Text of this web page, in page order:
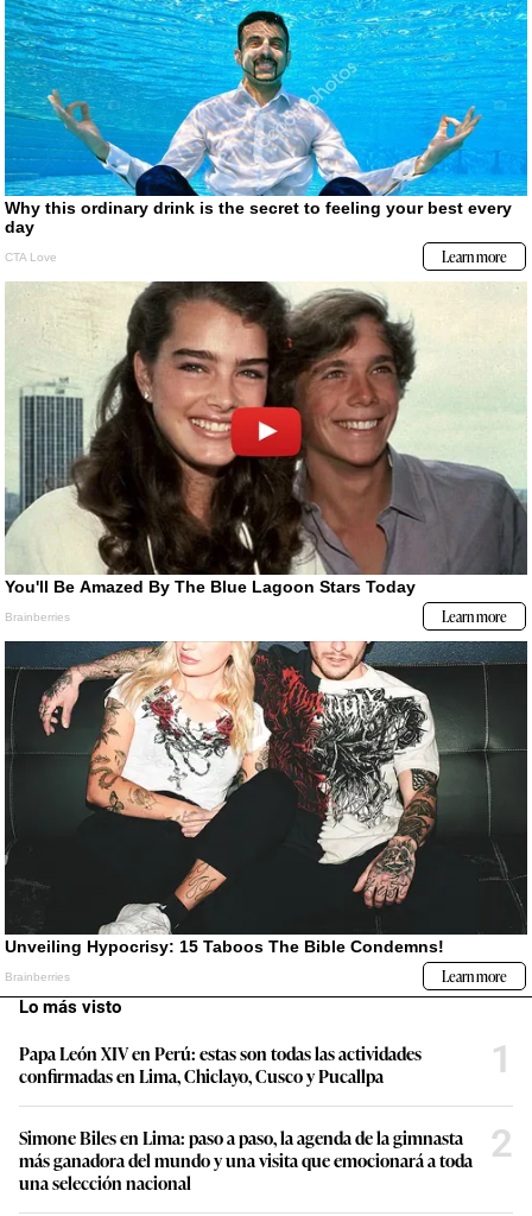
Lo más visto
Papa León XIV en Perú: estas son todas las actividades
confirmadas en Lima, Chiclayo, Cusco y Pucallpa
1
Simone Biles en Lima: paso a paso, la agenda de la gimnasta
más ganadora del mundo y una visita que emocionará a toda
una selección nacional
2